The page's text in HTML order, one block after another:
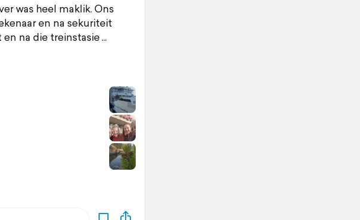
was heel maklik. Ons
en na sekuriteit
en na die treinstasie